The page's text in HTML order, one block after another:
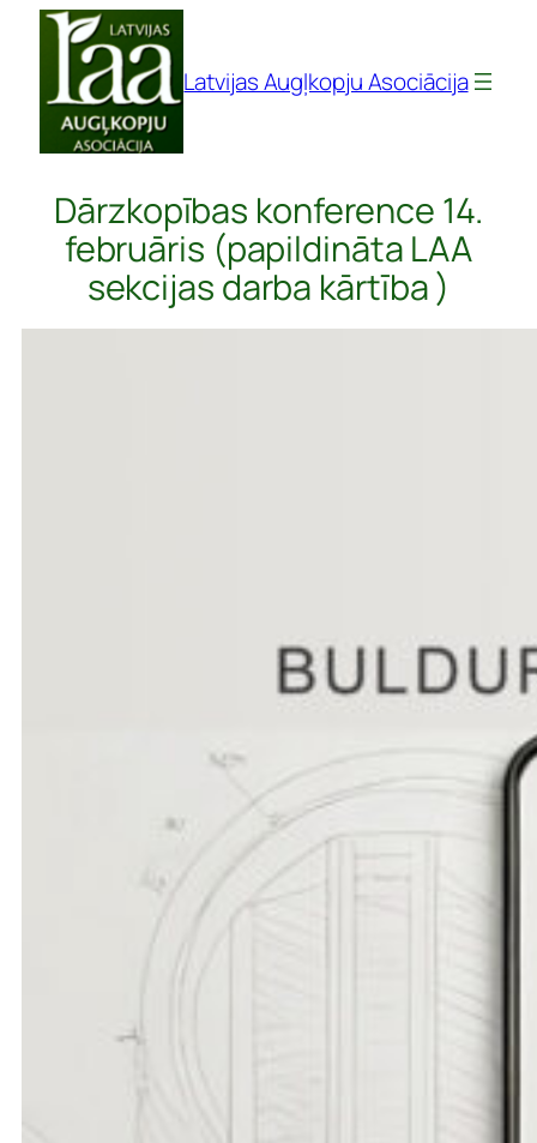
Pāriet
saturu
Latvijas Augļkopju Asociācija
Dārzkopības konference 14.
februāris (papildināta LAA
sekcijas darba kārtība )